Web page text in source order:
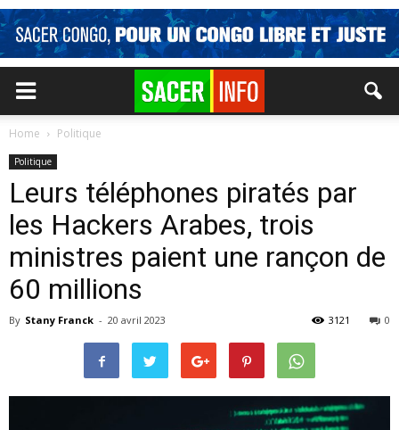
Home Politique
Politique
Leurs téléphones piratés par
les Hackers Arabes, trois
ministres paient une rançon de
60 millions
By Stany Franck - 20 avril 2023 0
3121